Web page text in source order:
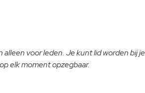
voor leden. Je kunt lid worden bij
elk moment opzegbaar.